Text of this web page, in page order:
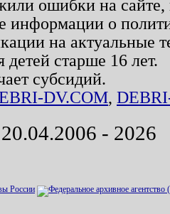
ошибки на
информации о
на актуальные
старше 16 лет.
субсидий.
DV.COM,
- 2026